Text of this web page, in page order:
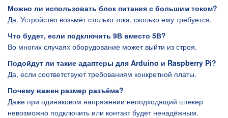
Можно ли использовать блок питания с большим током?
Да. Устройство возьмёт столько тока, сколько ему требуется.
Что будет, если подключить 9В вместо 5В?
Во многих случаях оборудование может выйти из строя.
Подойдут ли такие адаптеры для Arduino и Raspberry Pi?
Да, если соответствуют требованиям конкретной платы.
Почему важен размер разъёма?
Даже при одинаковом напряжении неподходящий штекер
невозможно подключить или контакт будет ненадёжным.